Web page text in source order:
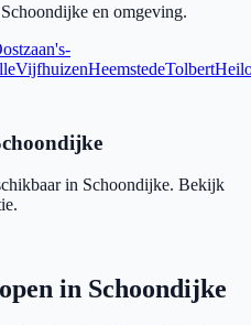
Schoondijke en omgeving.
's-
VijfhuizenHeemstedeTolbert
in Schoondijke. Bekijk
in Schoondijke